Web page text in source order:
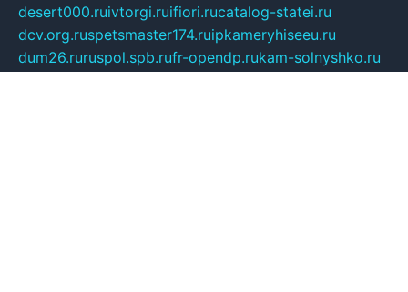
desert000.ruivtorgi.ruifiori.rucatalog-statei.ru
dcv.org.ruspetsmaster174.ruipkameryhiseeu.ru
dum26.ruruspol.spb.rufr-opendp.rukam-solnyshko.ru